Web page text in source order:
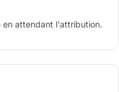
attendant l'attribution.